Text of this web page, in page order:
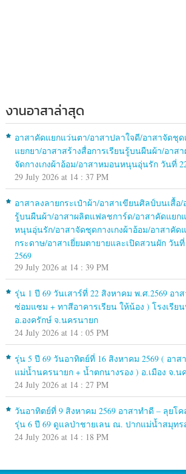
งานอาสาล่าสุด
อาสาคัดแยกแว่นตา/อาสาปลาใจดี/อาสาจัดชุ
แยกยา/อาสาสร้างสื่อการเรียนรู้บนผืนผ้า/อาส
จัดกางเกงผ้าอ้อม/อาสาหมอนหนุนอุ่นรัก วันที่
29 July 2026 at 14 : 37 PM
อาสาลงลายกระเป๋าผ้า/อาสาเขียนศิลป์บนเสื้อ
รู้บนผืนผ้า/อาสาผลิตแฟลชการ์ด/อาสาคัดแยก
หนุนอุ่นรัก/อาสาจัดชุดกางเกงผ้าอ้อม/อาสาคัด
กระดาษ/อาสาเยี่ยมตายายและเปิดสวนผัก วันที่
2569
29 July 2026 at 14 : 39 PM
รุ่น 1 ปี 69 วันเสาร์ที่ 22 สิงหาคม พ.ศ.2569 อา
ซ่อมแซม + ทาสีอาคารเรียน ให้น้อง ) โรงเรีย
อ.องครักษ์ จ.นครนายก
24 July 2026 at 14 : 05 PM
รุ่น 5 ปี 69 วันอาทิตย์ที่ 16 สิงหาคม 2569 ( อาส
แม่น้ำนครนายก + น้ำตกนางรอง ) อ.เมือง จ.น
24 July 2026 at 14 : 27 PM
วันอาทิตย์ที่ 9 สิงหาคม 2569 อาสาทำดี – ลุยโ
รุ่น 6 ปี 69 ดูแลป่าชายเลน ณ. ปากแม่น้ำสมุทร
24 July 2026 at 14 : 18 PM